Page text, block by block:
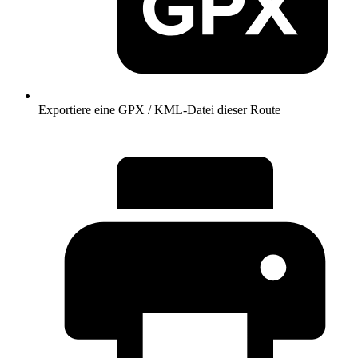
Exportiere eine GPX / KML-Datei dieser Route